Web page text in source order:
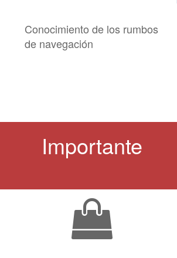
Conocimiento de los rumbos
de navegación
Importante